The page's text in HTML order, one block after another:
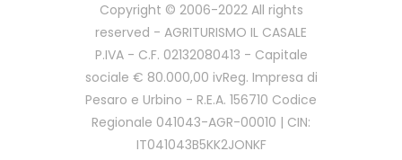
Copyright © 2006-2022 All rights
reserved - AGRITURISMO IL CASALE
P.IVA - C.F. 02132080413 - Capitale
sociale € 80.000,00 ivReg. Impresa di
Pesaro e Urbino - R.E.A. 156710 Codice
Regionale 041043-AGR-00010 | CIN:
IT041043B5KK2JONKF